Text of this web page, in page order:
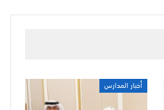
أخبار المدارس